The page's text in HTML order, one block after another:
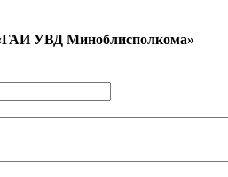
УВД Миноблисполкома»